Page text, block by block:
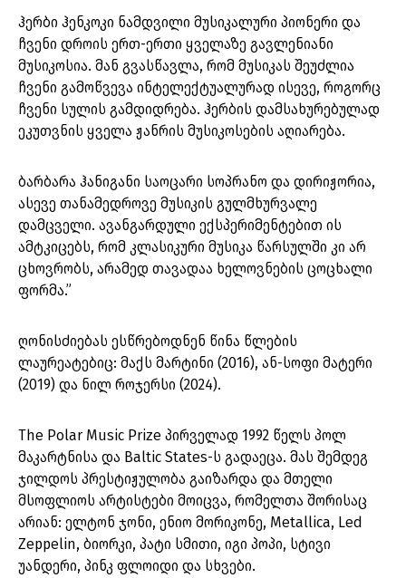
ჰერბი ჰენკოკი ნამდვილი მუსიკალური პიონერი და
ჩვენი დროის ერთ-ერთი ყველაზე გავლენიანი
მუსიკოსია. მან გვასწავლა, რომ მუსიკას შეუძლია
ჩვენი გამოწვევა ინტელექტუალურად ისევე, როგორც
ჩვენი სულის გამდიდრება. ჰერბის დამსახურებულად
ეკუთვნის ყველა ჟანრის მუსიკოსების აღიარება.
ბარბარა ჰანიგანი საოცარი სოპრანო და დირიჟორია,
ასევე თანამედროვე მუსიკის გულმხურვალე
დამცველი. ავანგარდული ექსპერიმენტებით ის
ამტკიცებს, რომ კლასიკური მუსიკა წარსულში კი არ
ცხოვრობს, არამედ თავადაა ხელოვნების ცოცხალი
ფორმა.”
ღონისძიებას ესწრებოდნენ წინა წლების
ლაურეატებიც: მაქს მარტინი (2016), ან-სოფი მატერი
(2019) და ნილ როჯერსი (2024).
The Polar Music Prize პირველად 1992 წელს პოლ
მაკარტნისა და Baltic States-ს გადაეცა. მას შემდეგ
ჯილდოს პრესტიჟულობა გაიზარდა და მთელი
მსოფლიოს არტისტები მოიცვა, რომელთა შორისაც
არიან: ელტონ ჯონი, ენიო მორიკონე, Metallica, Led
Zeppelin, ბიორკი, პატი სმითი, იგი პოპი, სტივი
უანდერი, პინკ ფლოიდი და სხვები.